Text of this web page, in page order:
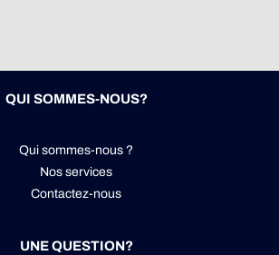
QUI SOMMES-NOUS?
Qui sommes-nous ?
Nos services
Contactez-nous
UNE QUESTION?